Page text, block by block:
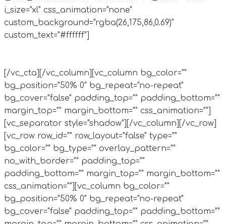
i_size="xl" css_animation="none"
custom_background="rgba(26,175,86,0.69)"
custom_text="#ffffff"]
[/vc_cta][/vc_column][vc_column bg_color=""
bg_position="50% 0" bg_repeat="no-repeat"
bg_cover="false" padding_top="" padding_bottom=""
margin_top="" margin_bottom="" css_animation=""]
[vc_separator style="shadow"][/vc_column][/vc_row]
[vc_row row_id="" row_layout="false" type=""
bg_color="" bg_type="" overlay_pattern=""
no_with_border="" padding_top=""
padding_bottom="" margin_top="" margin_bottom=""
css_animation=""][vc_column bg_color=""
bg_position="50% 0" bg_repeat="no-repeat"
bg_cover="false" padding_top="" padding_bottom=""